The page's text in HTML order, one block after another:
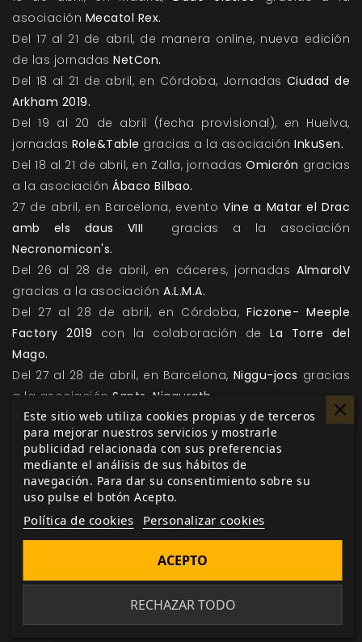
asociación Mecatol Rex.
Del 17 al 21 de abril, de manera online, nueva edición
de las jornadas NetCon.
Del 18 al 21 de abril, en Córdoba, Jornadas Ciudad de
Arkham 2019.
Del 19 al 20 de abril (fecha provisional), en Huelva,
jornadas Role&Table gracias a la asociación InkuSen.
Del 18 al 21 de abril, en Zalla, jornadasOmicrón gracias
a la asociación Ábaco Bilbao.
27 de abril, en Barcelona, evento Vine a Matar el Drac
amb els daus VIII
gracias a la asociación
Necronomicon's.
Del 26 al 28 de abril, en cáceres, jornadas AlmarolV
gracias a la asociación A.L.M.A.
Del 27 al 28 de abril, en Córdoba,Ficzone- Meeple
Factory 2019 con la colaboración de La Torre del
Mago.
Del 27 al 28 de abril, en Barcelona, Niggu-jocs gracias
a la asociación Sants-Niggurath.
Recuerda que si organizas o participas con tu
asociación en un evento o jornada donde el rol juega
un papel importante, puedes ponerte en contacto
con nosotros conal menos un mes de antelación
través de eventos@nosolorol.com e intentaremos
Prepara tus dados y ven a jugar con nosotros.
Me gusta esto
Este sitio web utiliza cookies propias y de terceros
para mejorar nuestros servicios y mostrarle
publicidad relacionada con sus preferencias
mediante el análisis de sus hábitos de
navegación. Para dar su consentimiento sobre su
uso pulse el botón Acepto.
Política de cookies Personalizar cookies
RECHAZAR TODO
ACEPTO